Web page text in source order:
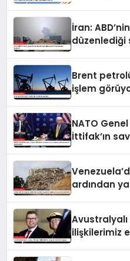
İran:
düzenlediği
Brent
işlem
NATO
İttifak’ın
ardından
ilişkilerimiz